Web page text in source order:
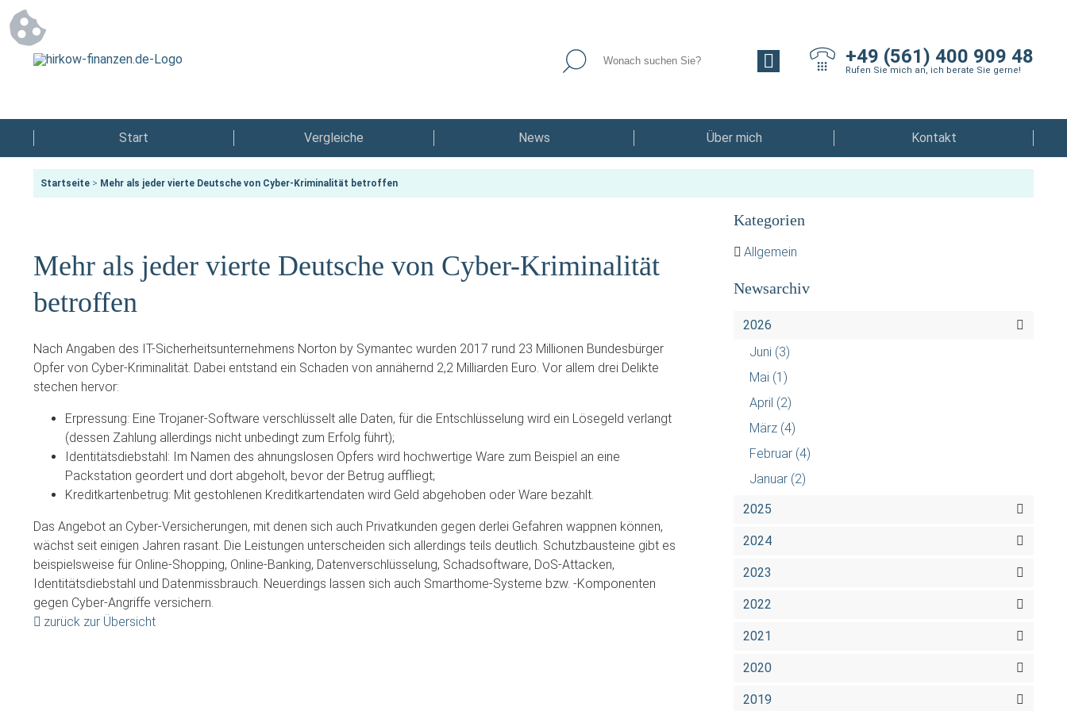
+49 (561) 400 909 48
Rufen Sie mich an, ich berate Sie gerne!
Start Vergleiche News Über mich Kontakt
Startseite > Mehr als jeder vierte Deutsche von Cyber-Kriminalität betroffen
Mehr als jeder vierte Deutsche von Cyber-Kriminalität
betroffen
Nach Angaben des IT-Sicherheitsunternehmens Norton by Symantec wurden 2017 rund 23 Millionen Bundesbürger
Opfer von Cyber-Kriminalität. Dabei entstand ein Schaden von annähernd 2,2 Milliarden Euro. Vor allem drei Delikte
stechen hervor:
Erpressung: Eine Trojaner-Software verschlüsselt alle Daten, für die Entschlüsselung wird ein Lösegeld verlangt
(dessen Zahlung allerdings nicht unbedingt zum Erfolg führt);
Identitätsdiebstahl: Im Namen des ahnungslosen Opfers wird hochwertige Ware zum Beispiel an eine
Packstation geordert und dort abgeholt, bevor der Betrug auffliegt;
Kreditkartenbetrug: Mit gestohlenen Kreditkartendaten wird Geld abgehoben oder Ware bezahlt.
Das Angebot an Cyber-Versicherungen, mit denen sich auch Privatkunden gegen derlei Gefahren wappnen können,
wächst seit einigen Jahren rasant. Die Leistungen unterscheiden sich allerdings teils deutlich. Schutzbausteine gibt es
beispielsweise für Online-Shopping, Online-Banking, Datenverschlüsselung, Schadsoftware, DoS-Attacken,
Identitätsdiebstahl und Datenmissbrauch. Neuerdings lassen sich auch Smarthome-Systeme bzw. -Komponenten
gegen Cyber-Angriffe versichern.
zurück zur Übersicht
Kategorien
Allgemein
Newsarchiv
2026
Juni (3)
Mai (1)
April (2)
März (4)
Februar (4)
Januar (2)
2025
2024
2023
2022
2021
2020
2019